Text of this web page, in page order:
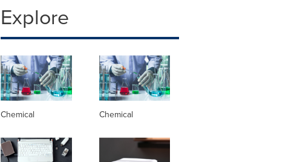
Explore
Chemical Chemical